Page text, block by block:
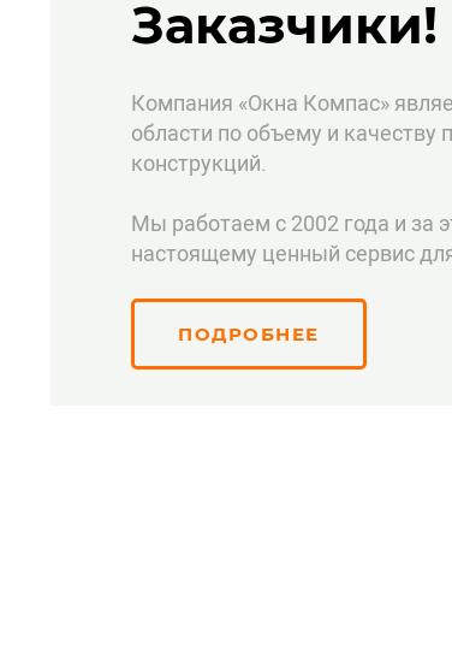
Заказчики!
Компания «Окна Компас»
области по объему и
конструкций.
Мы работаем с 2002 года и за
настоящему ценный сервис
ПОДРОБНЕЕ